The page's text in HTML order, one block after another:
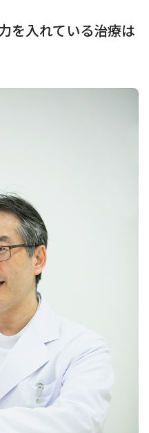
を入れている治療は